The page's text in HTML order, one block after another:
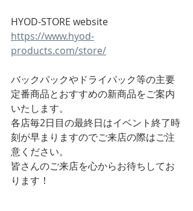
HYOD-STORE website
https://www.hyod-
products.com/store/
バックパックやドライパック等の主要
定番商品とおすすめの新商品をご案内
いたします。
各店毎2日目の最終日はイベント終了時
刻が早まりますのでご来店の際はご注
意ください。
皆さんのご来店を心からお待ちしてお
ります！